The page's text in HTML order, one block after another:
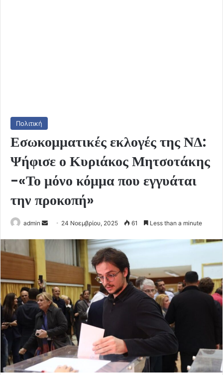
Πολιτική
Εσωκομματικές εκλογές της ΝΔ:
Ψήφισε ο Κυριάκος Μητσοτάκης
-«Το μόνο κόμμα που εγγυάται
την προκοπή»
admin
Send 24 Νοεμβρίου, 2025 61 Less than a minute